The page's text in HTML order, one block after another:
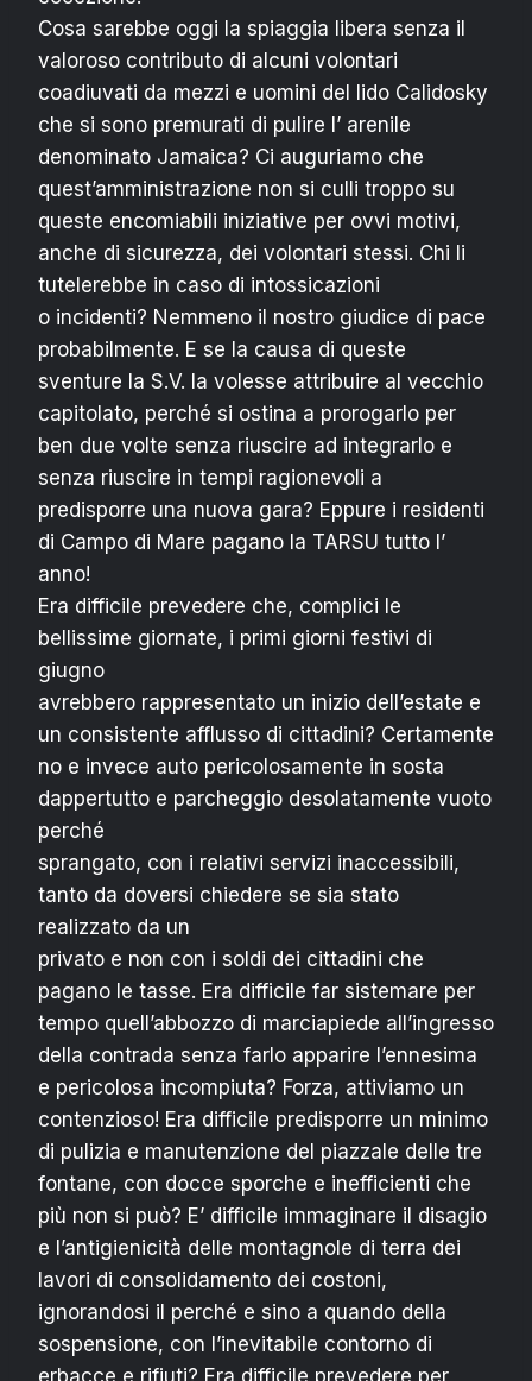
Cosa sarebbe oggi la spiaggia libera senza il
valoroso contributo di alcuni volontari
coadiuvati da mezzi e uomini del lido Calidosky
che si sono premurati di pulire l’ arenile
denominato Jamaica? Ci auguriamo che
quest’amministrazione non si culli troppo su
queste encomiabili iniziative per ovvi motivi,
anche di sicurezza, dei volontari stessi. Chi li
tutelerebbe in caso di intossicazioni
o incidenti? Nemmeno il nostro giudice di pace
probabilmente. E se la causa di queste
sventure la S.V. la volesse attribuire al vecchio
capitolato, perché si ostina a prorogarlo per
ben due volte senza riuscire ad integrarlo e
senza riuscire in tempi ragionevoli a
predisporre una nuova gara? Eppure i residenti
di Campo di Mare pagano la TARSU tutto l’
anno!
Era difficile prevedere che, complici le
bellissime giornate, i primi giorni festivi di
giugno
avrebbero rappresentato un inizio dell’estate e
un consistente afflusso di cittadini? Certamente
no e invece auto pericolosamente in sosta
dappertutto e parcheggio desolatamente vuoto
perché
sprangato, con i relativi servizi inaccessibili,
tanto da doversi chiedere se sia stato
realizzato da un
privato e non con i soldi dei cittadini che
pagano le tasse. Era difficile far sistemare per
tempo quell’abbozzo di marciapiede all’ingresso
della contrada senza farlo apparire l’ennesima
e pericolosa incompiuta? Forza, attiviamo un
contenzioso! Era difficile predisporre un minimo
di pulizia e manutenzione del piazzale delle tre
fontane, con docce sporche e inefficienti che
più non si può? E’ difficile immaginare il disagio
e l’antigienicità delle montagnole di terra dei
lavori di consolidamento dei costoni,
ignorandosi il perché e sino a quando della
sospensione, con l’inevitabile contorno di